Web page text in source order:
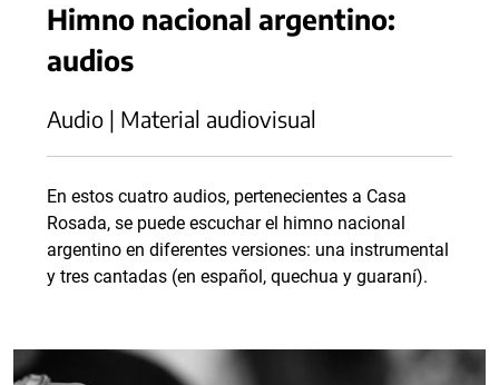
Himno nacional argentino:
audios
Audio | Material audiovisual
En estos cuatro audios, pertenecientes a Casa
Rosada, se puede escuchar el himno nacional
argentino en diferentes versiones: una instrumental
y tres cantadas (en español, quechua y guaraní).